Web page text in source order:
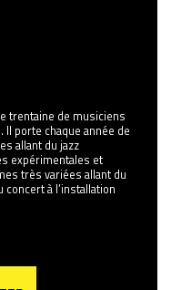
trentaine de musiciens
porte chaque année de
allant du jazz
expérimentales et
très variées allant du
à l’installation